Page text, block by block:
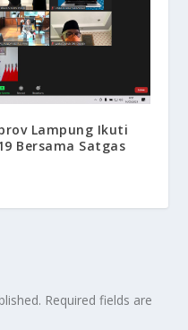
Lampung Ikuti
Bersama Satgas
Required fields are